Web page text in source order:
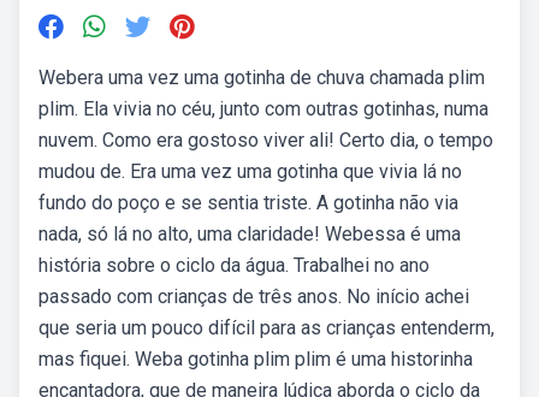
Webera uma vez uma gotinha de chuva chamada plim
plim. Ela vivia no céu, junto com outras gotinhas, numa
nuvem. Como era gostoso viver ali! Certo dia, o tempo
mudou de. Era uma vez uma gotinha que vivia lá no
fundo do poço e se sentia triste. A gotinha não via
nada, só lá no alto, uma claridade! Webessa é uma
história sobre o ciclo da água. Trabalhei no ano
passado com crianças de três anos. No início achei
que seria um pouco difícil para as crianças entenderm,
mas fiquei. Weba gotinha plim plim é uma historinha
encantadora, que de maneira lúdica aborda o ciclo da